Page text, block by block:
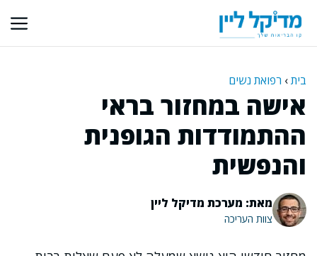
לתוכן
בית› רפואת נשים
אישה במחזור בראי
ההתמודדות הגופנית
והנפשית
מאת: מערכת מדיקל ליין
צוות העריכה